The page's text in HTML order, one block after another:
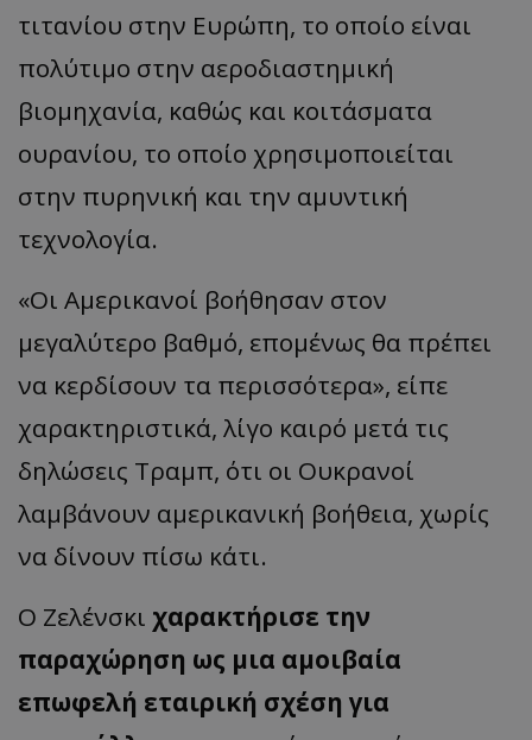
τιτανίου στην Ευρώπη, το οποίο είναι
πολύτιμο στην αεροδιαστημική
βιομηχανία, καθώς και κοιτάσματα
ουρανίου, το οποίο χρησιμοποιείται
στην πυρηνική και την αμυντική
τεχνολογία.
«Οι Αμερικανοί βοήθησαν στον
μεγαλύτερο βαθμό, επομένως θα πρέπει
να κερδίσουν τα περισσότερα», είπε
χαρακτηριστικά, λίγο καιρό μετά τις
δηλώσεις Τραμπ, ότι οι Ουκρανοί
λαμβάνουν αμερικανική βοήθεια, χωρίς
να δίνουν πίσω κάτι.
Ο Ζελένσκι χαρακτήρισε την
παραχώρηση ως μια αμοιβαία
επωφελή εταιρική σχέση για